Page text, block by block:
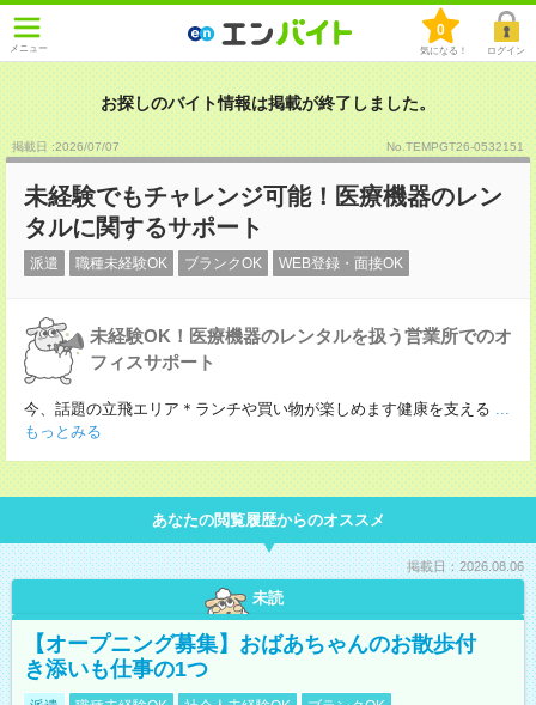
メニュー
0
気になる！ ログイン
お探しのバイト情報は掲載が終了しました。
掲載日 :2026/07/07 No.TEMPGT26-0532151
未経験でもチャレンジ可能！医療機器のレン
タルに関するサポート
派遣 職種未経験OK ブランクOK WEB登録・面接OK
未経験OK！医療機器のレンタルを扱う営業所でのオ
フィスサポート
今、話題の立飛エリア＊ランチや買い物が楽しめます健康を支える ...
もっとみる
あなたの閲覧履歴からのオススメ
掲載日：2026.08.06
未読
【オープニング募集】おばあちゃんのお散歩付
き添いも仕事の1つ